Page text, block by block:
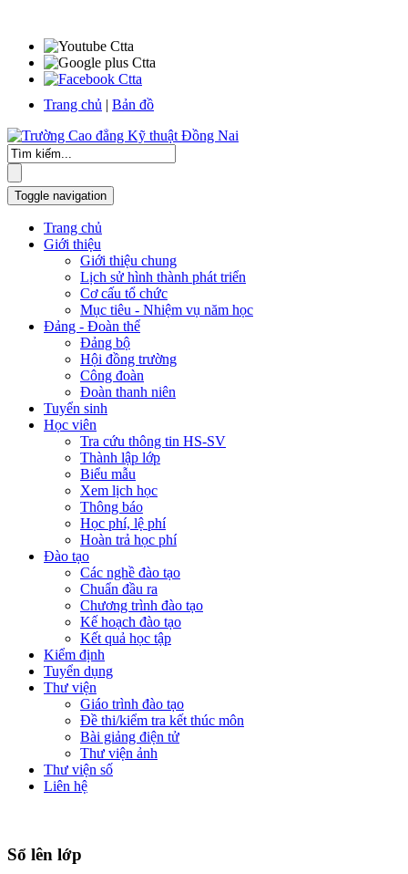
Trang chủ | Bản đồ
Toggle navigation
Trang chủ
Giới thiệu
Giới thiệu chung
Lịch sử hình thành phát triển
Cơ cấu tổ chức
Mục tiêu - Nhiệm vụ năm học
Đảng - Đoàn thể
Đảng bộ
Hội đồng trường
Công đoàn
Đoàn thanh niên
Tuyển sinh
Học viên
Tra cứu thông tin HS-SV
Thành lập lớp
Biểu mẫu
Xem lịch học
Thông báo
Học phí, lệ phí
Hoàn trả học phí
Đào tạo
Các nghề đào tạo
Chuẩn đầu ra
Chương trình đào tạo
Kế hoạch đào tạo
Kết quả học tập
Kiểm định
Tuyển dụng
Thư viện
Giáo trình đào tạo
Đề thi/kiểm tra kết thúc môn
Bài giảng điện tử
Thư viện ảnh
Thư viện số
Liên hệ
Sổ lên lớp